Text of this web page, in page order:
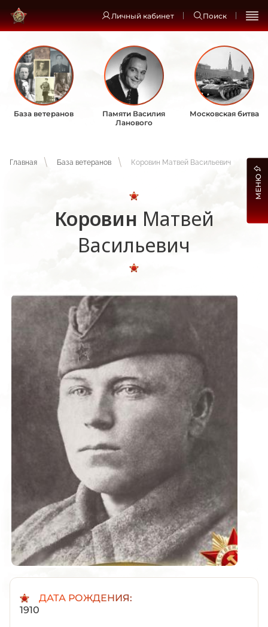
Личный кабинет Поиск
База ветеранов
Памяти Василия
Ланового
Московская битва
Главная База ветеранов Коровин Матвей Васильевич
Коровин Матвей
Васильевич
ДАТА РОЖДЕНИЯ:
1910
МЕНЮ